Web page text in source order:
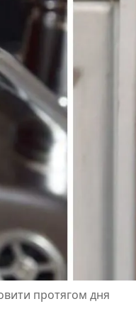
протягом дня